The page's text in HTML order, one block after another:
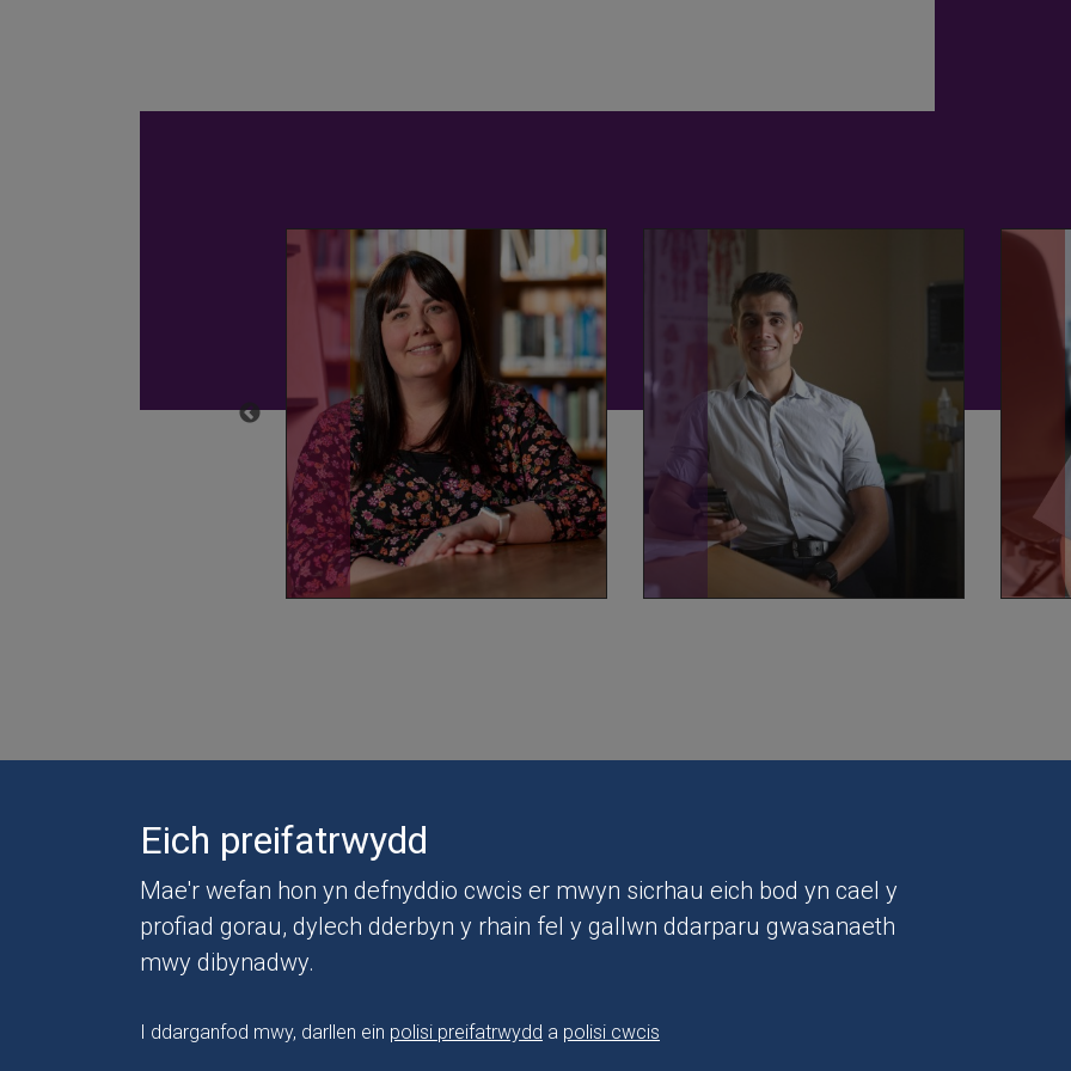
ar gyfer
Cydymaith
Meddygol
Gofal
Sylfaenol
Darllen mwy
Gofal
Sylfaenol
Brysbennu
Traed
Diabetig
Cynnar Brys
(D-FEET)
Darllen mwy
Eich preifatrwydd
Mae'r wefan hon yn defnyddio cwcis er mwyn sicrhau eich bod yn cael y
profiad gorau, dylech dderbyn y rhain fel y gallwn ddarparu gwasanaeth
mwy dibynadwy.
I ddarganfod mwy, darllen ein polisi preifatrwydd a polisi cwcis